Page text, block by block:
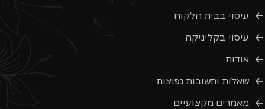
עיסוי בבית הלקוח
עיסוי בקליניקה
אודות
שאלות ותשובות נפוצות
מאמרים מקצועיים